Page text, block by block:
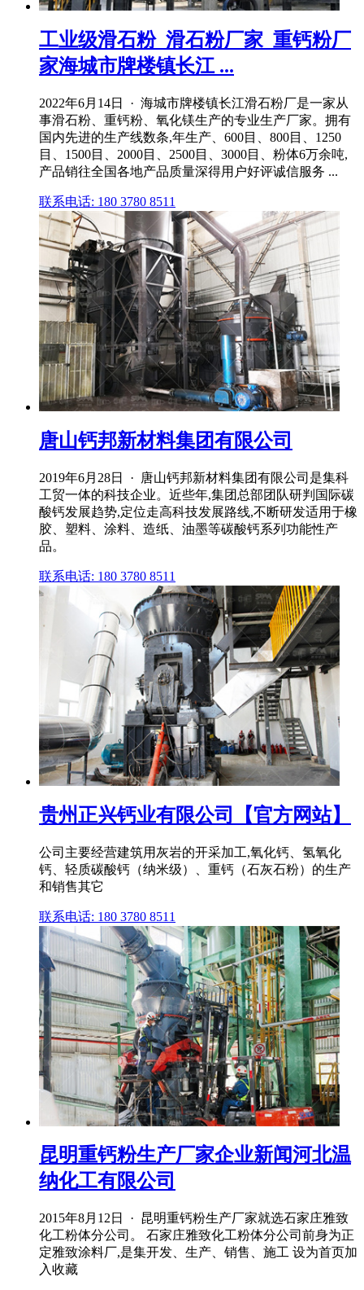
工业级滑石粉_滑石粉厂家_重钙粉厂
家海城市牌楼镇长江 ...
2022年6月14日 · 海城市牌楼镇长江滑石粉厂是一家从
事滑石粉、重钙粉、氧化镁生产的专业生产厂家。拥有
国内先进的生产线数条,年生产、600目、800目、1250
目、1500目、2000目、2500目、3000目、粉体6万余吨,
产品销往全国各地产品质量深得用户好评诚信服务 ...
联系电话: 180 3780 8511
唐山钙邦新材料集团有限公司
2019年6月28日 · 唐山钙邦新材料集团有限公司是集科
工贸一体的科技企业。近些年,集团总部团队研判国际碳
酸钙发展趋势,定位走高科技发展路线,不断研发适用于橡
胶、塑料、涂料、造纸、油墨等碳酸钙系列功能性产
品。
联系电话: 180 3780 8511
贵州正兴钙业有限公司【官方网站】
公司主要经营建筑用灰岩的开采加工,氧化钙、氢氧化
钙、轻质碳酸钙（纳米级）、重钙（石灰石粉）的生产
和销售其它
联系电话: 180 3780 8511
昆明重钙粉生产厂家企业新闻河北温
纳化工有限公司
2015年8月12日 · 昆明重钙粉生产厂家就选石家庄雅致
化工粉体分公司。 石家庄雅致化工粉体分公司前身为正
定雅致涂料厂,是集开发、生产、销售、施工 设为首页加
入收藏